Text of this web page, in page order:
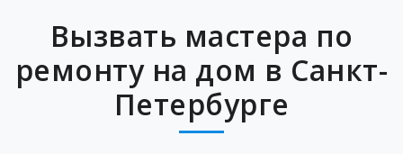
Вызвать мастера по
ремонту на дом в Санкт-
Петербурге